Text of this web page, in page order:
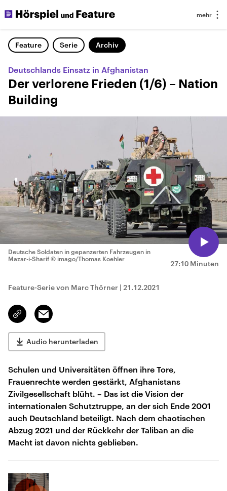
Feature Serie Archiv
Deutschlands Einsatz in Afghanistan
Der verlorene Frieden (1/6) – Nation
Building
27:10 Minuten
Deutsche Soldaten in gepanzerten Fahrzeugen in
Mazar-i-Sharif © imago/Thomas Koehler
Feature-Serie von Marc Thörner | 21.12.2021
Link
kopieren/teilen
Email
Audio herunterladen
Schulen und Universitäten öffnen ihre Tore,
Frauenrechte werden gestärkt, Afghanistans
Zivilgesellschaft blüht. – Das ist die Vision der
internationalen Schutztruppe, an der sich Ende 2001
auch Deutschland beteiligt. Nach dem chaotischen
Abzug 2021 und der Rückkehr der Taliban an die
Macht ist davon nichts geblieben.